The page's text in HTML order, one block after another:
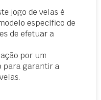
jogo de velas é
específico de
de efetuar a
por um
para garantir a